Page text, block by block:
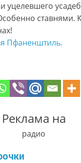
уцелевшего
ставнями.
Пфаненштиль.
Реклама на
радио